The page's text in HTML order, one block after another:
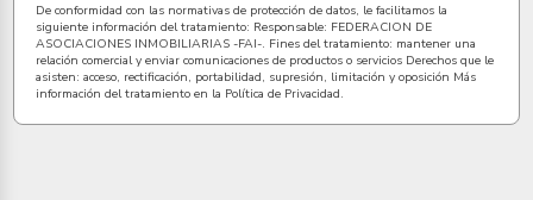
De conformidad con las normativas de protección de datos, le facilitamos la
siguiente información del tratamiento: Responsable: FEDERACION DE
ASOCIACIONES INMOBILIARIAS -FAI-. Fines del tratamiento: mantener una
relación comercial y enviar comunicaciones de productos o servicios Derechos que le
asisten: acceso, rectificación, portabilidad, supresión, limitación y oposición Más
información del tratamiento en la Política de Privacidad.